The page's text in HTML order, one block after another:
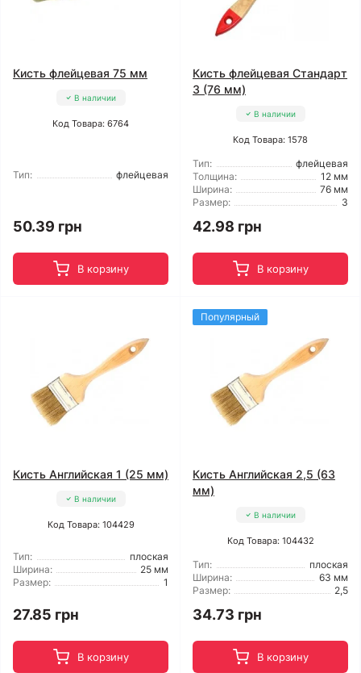
Кисть флейцевая 75 мм
В наличии
Код Товара: 6764
Тип: флейцевая
50.39 грн
В корзину
Кисть флейцевая Стандарт
3 (76 мм)
В наличии
Код Товара: 1578
Тип:
флейцевая
Толщина:
12 мм
Ширина:
76 мм
Размер:
3
42.98 грн
В корзину
Кисть Английская 1 (25 мм)
В наличии
Код Товара: 104429
Тип:
плоская
Ширина:
25 мм
Размер:
1
27.85 грн
В корзину
Популярный
Кисть Английская 2,5 (63
мм)
В наличии
Код Товара: 104432
Тип:
плоская
Ширина:
63 мм
Размер:
2,5
34.73 грн
В корзину